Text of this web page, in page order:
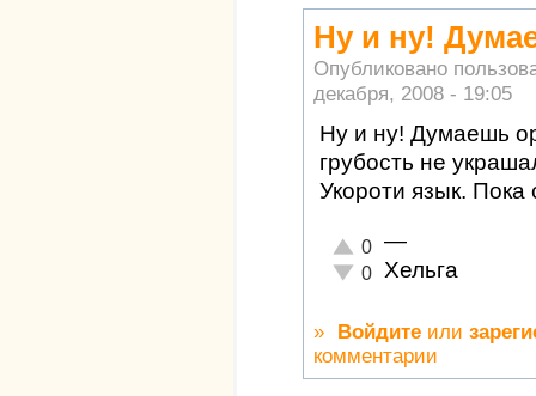
Ну и ну!
Опубликовано
декабря, 2008 - 19:05
Ну и ну! Думаешь
грубость не
Укороти язык. Пока
Отлично!
0
Неадекватно!
0
—
Хельга
» Войдите или
комментарии